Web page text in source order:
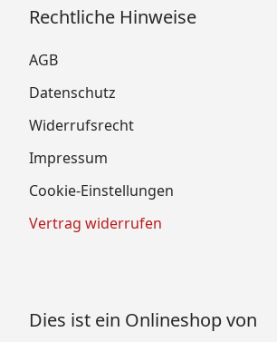
Rechtliche Hinweise
AGB
Datenschutz
Widerrufsrecht
Impressum
Cookie-Einstellungen
Vertrag widerrufen
Dies ist ein Onlineshop von